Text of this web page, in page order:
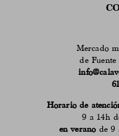
Mercado
de
Horario de
9 a 14h
en veranode 9